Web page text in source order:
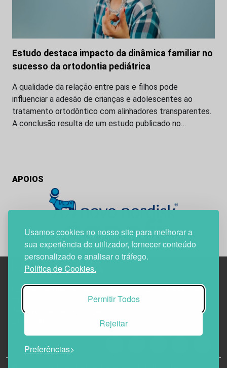
Usamos cookies no nosso site para melhorar a
sua experiência de utilizador, fornecer conteúdo
personalizado e analisar o tráfego.
Política de Cookies.
Permitir Todos
Rejeitar
Preferências
Estudo destaca impacto da dinâmica familiar no
sucesso da ortodontia pediátrica
A qualidade da relação entre pais e filhos pode
influenciar a adesão de crianças e adolescentes ao
tratamento ortodôntico com alinhadores transparentes.
A conclusão resulta de um estudo publicado no…
APOIOS
Edif. Lisboa Oriente | Av. Infante D. Henrique, n.º 333H, esc.
1800-282 Lisboa | Portugal